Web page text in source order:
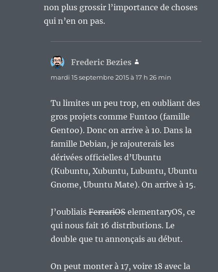
non plus grossir l’importance de choses
qui n’en on pas.
Frederic Bezies
mardi 15 septembre 2015 à 17 h 26 min
Tu limites un peu trop, en oubliant des
gros projets comme Funtoo (famille
Gentoo). Donc on arrive à 10. Dans la
famille Debian, je rajouterais les
dérivées officielles d’Ubuntu
(Kubuntu, Xubuntu, Lubuntu, Ubuntu
Gnome, Ubuntu Mate). On arrive à 15.
J’oubliaisFerrariOSelementaryOS, ce
qui nous fait 16 distributions. Le
double que tu annonçais au début.
On peut monter à 17, voire 18 avec la